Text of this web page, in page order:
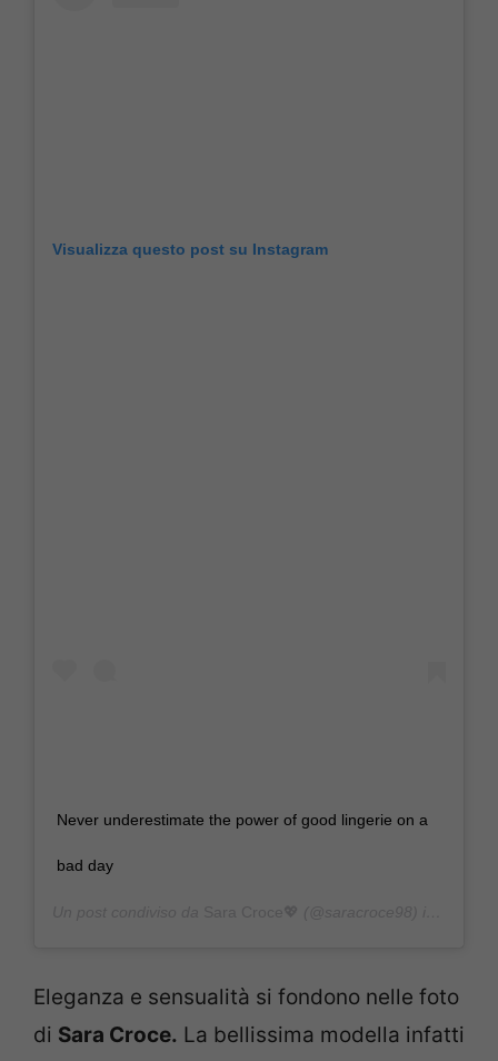
Visualizza questo post su Instagram
Never underestimate the power of good lingerie on a
bad day
Eleganza e sensualità si fondono nelle foto
di Sara Croce. La bellissima modella infatti